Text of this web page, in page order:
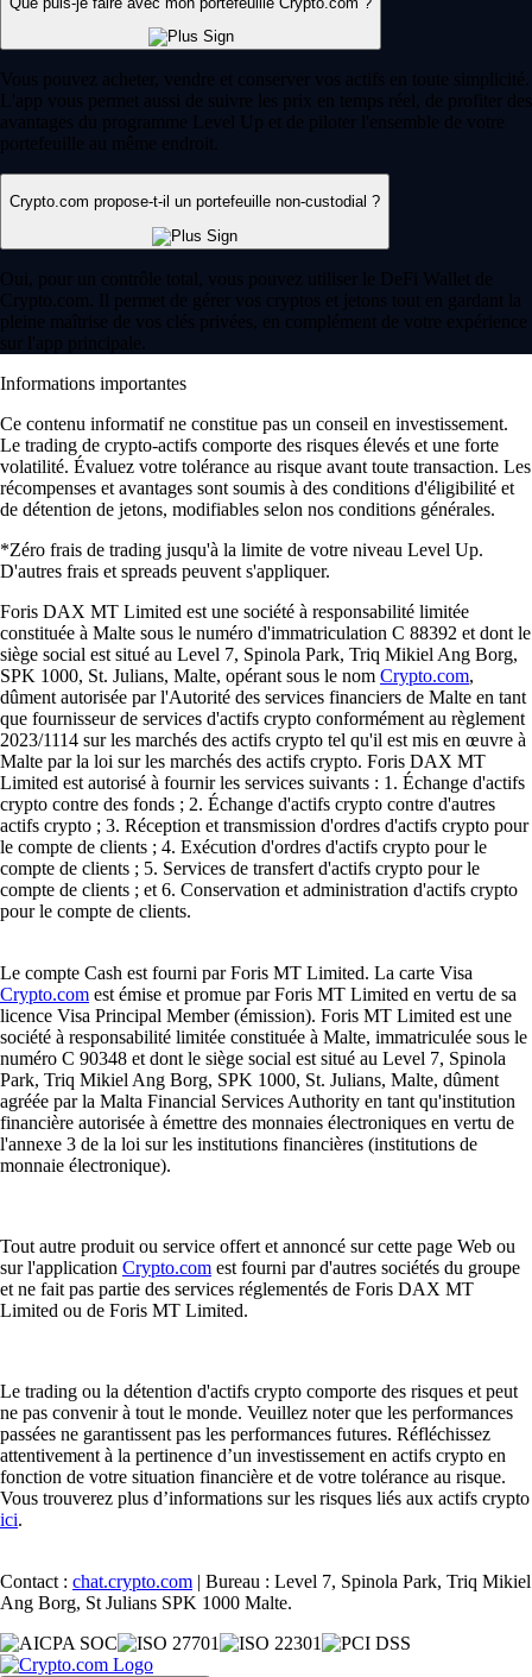
Vous pouvez acheter, vendre et conserver vos actifs en toute simplicité.
L'app vous permet aussi de suivre les prix en temps réel, de profiter des
avantages du programme Level Up et de piloter l'ensemble de votre
portefeuille au même endroit.
Crypto.com propose-t-il un portefeuille non-custodial ?
Oui, pour un contrôle total, vous pouvez utiliser le DeFi Wallet de
Crypto.com. Il permet de gérer vos cryptos et jetons tout en gardant la
pleine maîtrise de vos clés privées, en complément de votre expérience
sur l'app principale.
Informations importantes
Ce contenu informatif ne constitue pas un conseil en investissement.
Le trading de crypto-actifs comporte des risques élevés et une forte
volatilité. Évaluez votre tolérance au risque avant toute transaction. Les
récompenses et avantages sont soumis à des conditions d'éligibilité et
de détention de jetons, modifiables selon nos conditions générales.
*Zéro frais de trading jusqu'à la limite de votre niveau Level Up.
D'autres frais et spreads peuvent s'appliquer.
Foris DAX MT Limited est une société à responsabilité limitée
constituée à Malte sous le numéro d'immatriculation C 88392 et dont le
siège social est situé au Level 7, Spinola Park, Triq Mikiel Ang Borg,
SPK 1000, St. Julians, Malte, opérant sous le nom Crypto.com,
dûment autorisée par l'Autorité des services financiers de Malte en tant
que fournisseur de services d'actifs crypto conformément au règlement
2023/1114 sur les marchés des actifs crypto tel qu'il est mis en œuvre à
Malte par la loi sur les marchés des actifs crypto. Foris DAX MT
Limited est autorisé à fournir les services suivants : 1. Échange d'actifs
crypto contre des fonds ; 2. Échange d'actifs crypto contre d'autres
actifs crypto ; 3. Réception et transmission d'ordres d'actifs crypto pour
le compte de clients ; 4. Exécution d'ordres d'actifs crypto pour le
compte de clients ; 5. Services de transfert d'actifs crypto pour le
compte de clients ; et 6. Conservation et administration d'actifs crypto
pour le compte de clients.
Le compte Cash est fourni par Foris MT Limited. La carte Visa
Crypto.com est émise et promue par Foris MT Limited en vertu de sa
licence Visa Principal Member (émission). Foris MT Limited est une
société à responsabilité limitée constituée à Malte, immatriculée sous le
numéro C 90348 et dont le siège social est situé au Level 7, Spinola
Park, Triq Mikiel Ang Borg, SPK 1000, St. Julians, Malte, dûment
agréée par la Malta Financial Services Authority en tant qu'institution
financière autorisée à émettre des monnaies électroniques en vertu de
l'annexe 3 de la loi sur les institutions financières (institutions de
monnaie électronique).
Tout autre produit ou service offert et annoncé sur cette page Web ou
sur l'application Crypto.com est fourni par d'autres sociétés du groupe
et ne fait pas partie des services réglementés de Foris DAX MT
Limited ou de Foris MT Limited.
Le trading ou la détention d'actifs crypto comporte des risques et peut
ne pas convenir à tout le monde. Veuillez noter que les performances
passées ne garantissent pas les performances futures. Réfléchissez
attentivement à la pertinence d’un investissement en actifs crypto en
fonction de votre situation financière et de votre tolérance au risque.
Vous trouverez plus d’informations sur les risques liés aux actifs crypto
ici.
Contact : chat.crypto.com | Bureau : Level 7, Spinola Park, Triq Mikiel
Ang Borg, St Julians SPK 1000 Malte.